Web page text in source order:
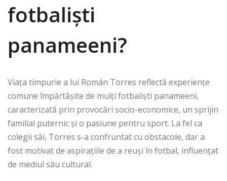
fotbaliști
panameeni?
Viața timpurie a lui Román Torres reflectă experiențe
comune împărtășite de mulți fotbaliști panameeni,
caracterizată prin provocări socio-economice, un sprijin
familial puternic și o pasiune pentru sport. La fel ca
colegii săi, Torres s-a confruntat cu obstacole, dar a
fost motivat de aspirațiile de a reuși în fotbal, influențat
de mediul său cultural.